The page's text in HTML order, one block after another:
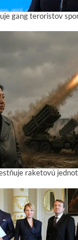
gang teroristov
raketovú